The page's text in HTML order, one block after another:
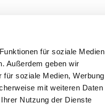
für soziale Medien
Außerdem geben wir
für soziale Medien, Werbung
mit weiteren Daten
Nutzung der Dienste